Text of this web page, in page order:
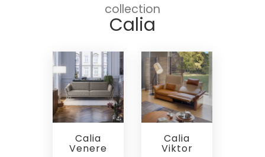
collection
Calia
Calia
Venere
Calia
Viktor